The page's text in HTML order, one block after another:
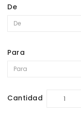
De
Para
Cantidad